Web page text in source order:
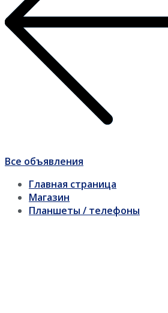
Все объявления
Главная страница
Магазин
Планшеты / телефоны